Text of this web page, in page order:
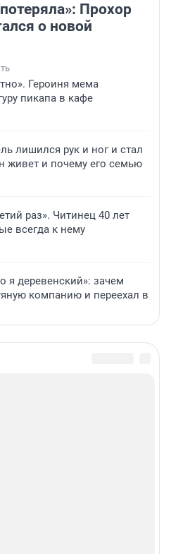
Прохор
о новой
Героиня мема
пикапа в кафе
лишился рук и ног и стал
живет и почему его семью
раз». Читинец 40 лет
всегда к нему
я деревенский»: зачем
компанию и переехал в